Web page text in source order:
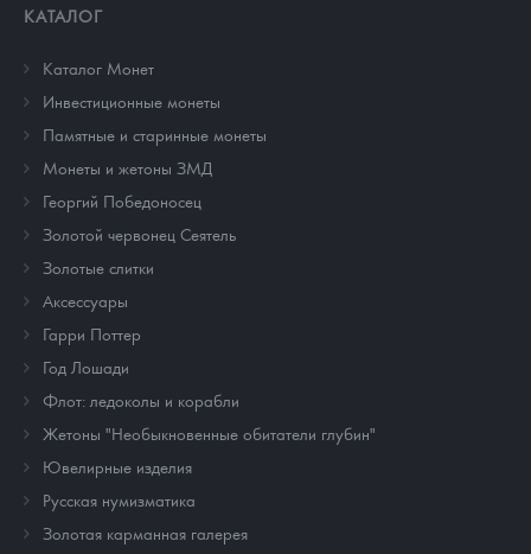
КАТАЛОГ
Каталог Монет
Инвестиционные монеты
Памятные и старинные монеты
Монеты и жетоны ЗМД
Георгий Победоносец
Золотой червонец Сеятель
Золотые слитки
Аксессуары
Гарри Поттер
Год Лошади
Флот: ледоколы и корабли
Жетоны "Необыкновенные обитатели глубин"
Ювелирные изделия
Русская нумизматика
Золотая карманная галерея